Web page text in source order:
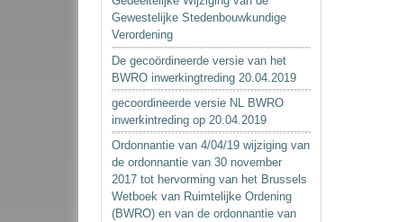
Gewestelijke Stedenbouwkundige
Verordening
De gecoördineerde versie van het
BWRO inwerkingtreding 20.04.2019
gecoordineerde versie NL BWRO
inwerkintreding op 20.04.2019
Ordonnantie van 4/04/19 wijziging van
de ordonnantie van 30 november
2017 tot hervorming van het Brussels
Wetboek van Ruimtelijke Ordening
(BWRO) en van de ordonnantie van